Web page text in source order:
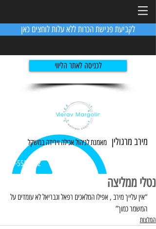
לקביעת פגישת הכרות ללא עלות לוחצים כאן
לכניסה לאתר הליווי
מירב מרגולין מאמנת לניהול אכילה וירידהבמשקל
054-5551982
נטלי ממליצה
“אין עלייך מירב , אפילו המלאכים רפאל וגבריאל לא עומדים על
המשמר כמוך”
המלצות